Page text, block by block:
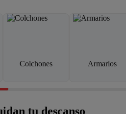
Colchones Armarios
tu descanso